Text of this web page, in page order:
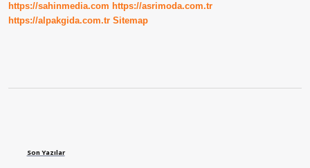
https://sahinmedia.com https://asrimoda.com.tr
https://alpakgida.com.tr Sitemap
Son Yazılar